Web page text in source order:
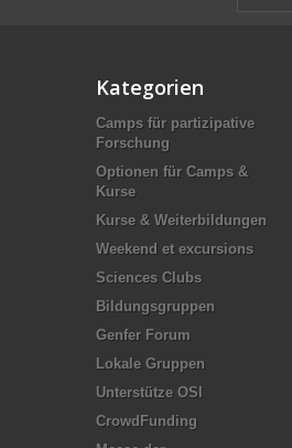
Kategorien
Camps für partizipative
Forschung
Optionen für Camps &
Kurse
Kurse & Weiterbildungen
Weekend et excursions
Sciences Clubs
Bildungsgruppen
Genfer Forum
Lokale Gruppen
Unterstütze OSI
CrowdFunding